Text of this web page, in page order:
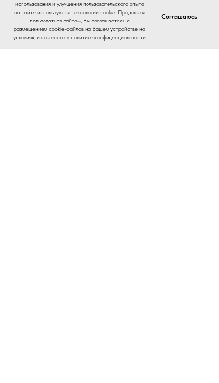
Home Catalog Journal
использования и улучшения пользовательского опыта
на сайте используются технологии cookie. Продолжая
пользоваться сайтом, Вы соглашаетесь с
размещением cookie-файлов на Вашем устройстве на
условиях, изложенных в политике конфиденциальности
Соглашаюсь